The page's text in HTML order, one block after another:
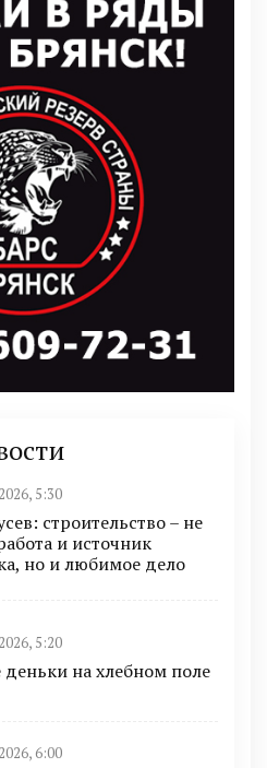
5:30
строительство – не
и источник
но и любимое дело
5:20
деньки на хлебном поле
6:00